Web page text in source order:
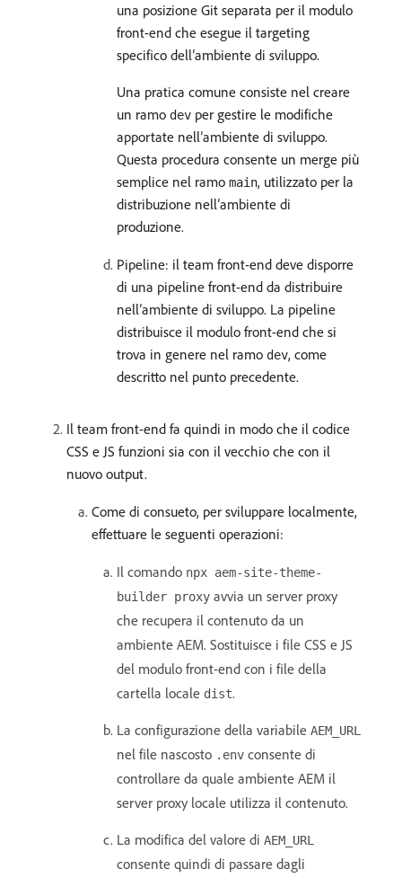
una posizione Git separata per il modulo
front-end che esegue il targeting
specifico dell’ambiente di sviluppo.
Una pratica comune consiste nel creare
un ramo dev per gestire le modifiche
apportate nell’ambiente di sviluppo.
Questa procedura consente un merge più
semplice nel ramo main, utilizzato per la
distribuzione nell’ambiente di
produzione.
Pipeline: il team front-end deve disporre
di una pipeline front-end da distribuire
nell’ambiente di sviluppo. La pipeline
distribuisce il modulo front-end che si
trova in genere nel ramo dev, come
descritto nel punto precedente.
Il team front-end fa quindi in modo che il codice
CSS e JS funzioni sia con il vecchio che con il
nuovo output.
Come di consueto, per sviluppare localmente,
effettuare le seguenti operazioni:
Il comando npx aem-site-theme-
builder proxy avvia un server proxy
che recupera il contenuto da un
ambiente AEM. Sostituisce i file CSS e JS
del modulo front-end con i file della
cartella locale dist.
La configurazione della variabile AEM_URL
nel file nascosto .env consente di
controllare da quale ambiente AEM il
server proxy locale utilizza il contenuto.
La modifica del valore di AEM_URL
consente quindi di passare dagli